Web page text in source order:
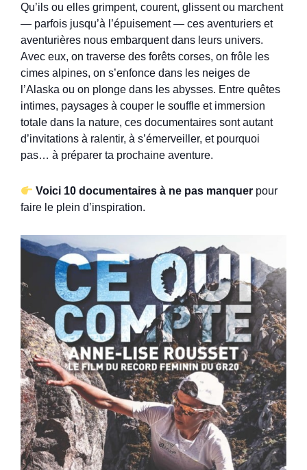
Qu’ils ou elles grimpent, courent, glissent ou marchent
— parfois jusqu’à l’épuisement — ces aventuriers et
aventurières nous embarquent dans leurs univers.
Avec eux, on traverse des forêts corses, on frôle les
cimes alpines, on s’enfonce dans les neiges de
l’Alaska ou on plonge dans les abysses. Entre quêtes
intimes, paysages à couper le souffle et immersion
totale dans la nature, ces documentaires sont autant
d’invitations à ralentir, à s’émerveiller, et pourquoi
pas… à préparer ta prochaine aventure.
Voici 10 documentaires à ne pas manquer pour
faire le plein d’inspiration.